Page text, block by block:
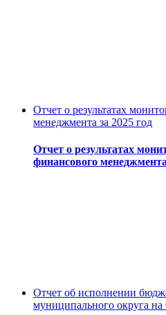
Отчет о результатах
менеджмента за 2025 год
Отчет о результатах
финансового
Отчет об исполнении
муниципального округа на